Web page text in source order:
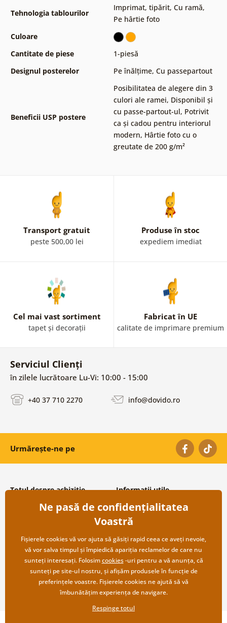
Tehnologia tablourilor
Imprimat, tipărit, Cu ramă,
Pe hârtie foto
Culoare
Cantitate de piese
1-piesă
Designul posterelor
Pe înălțime, Cu passepartout
Beneficii USP postere
Posibilitatea de alegere din 3
culori ale ramei, Disponibil și
cu passe-partout-ul, Potrivit
ca și cadou pentru interiorul
modern, Hârtie foto cu o
greutate de 200 g/m²
Transport gratuit
peste 500,00 lei
Produse în stoc
expediem imediat
Cel mai vast sortiment
tapet și decorații
Fabricat în UE
calitate de imprimare premium
Serviciul Clienți
în zilele lucrătoare Lu-Vi: 10:00 - 15:00
+40 37 710 2270 info@dovido.ro
Urmărește-ne pe
Totul despre achiziție
Condiții și termeni generali
Protecția datelor personale
Transport și modalități de plată
Returnare
Informații utile
Despre noi
Întrebări frecvente
Contacte
Cooperare angro
Ne pasă de confidențialitatea
Voastră
Fișierele cookies vă vor ajuta să găsiți rapid ceea ce aveți nevoie,
vă vor salva timpul și împiedică apariția reclamelor de care nu
sunteți interesați. Folosimcookies-uri pentru a vă anunța, că
sunteți pe site-ul nostru, și afișăm produsele în funcție de
preferințele voastre. Fișierele cookies ne ajută să vă
îmbunătățim experiența de navigare.
Respinge totul